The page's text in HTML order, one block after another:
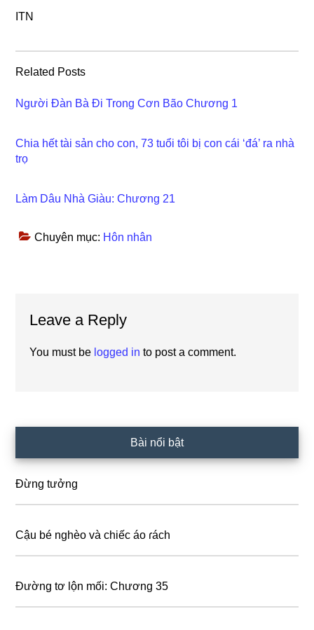
ITN
Related Posts
Người Đàn Bà Đi Trong Cơn Bão Chương 1
Chia hết tài sản cho con, 73 tuổi tôi bị con cái ‘đá’ ra nhà
trọ
Làm Dâu Nhà Giàu: Chương 21
Chuyên mục: Hôn nhân
Interactions
Leave a Reply
You must be logged in to post a comment.
Sidebar
Bài nổi bật
Đừng tưởng
Cậu bé nghèo và chiếc áo ɾách
Đường tơ lộn mối: Chương 35